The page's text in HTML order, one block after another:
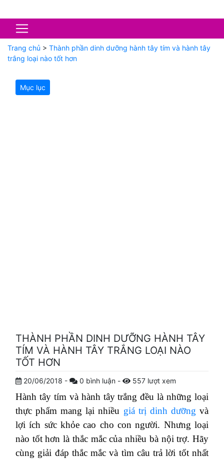
Trang chủ > Thành phần dinh dưỡng hành tây tím và hành tây
trắng loại nào tốt hơn
Mục lục
THÀNH PHẦN DINH DƯỠNG HÀNH TÂY
TÍM VÀ HÀNH TÂY TRẮNG LOẠI NÀO
TỐT HƠN
20/06/2018 - 0 bình luận - 557 lượt xem
Hành tây tím và hành tây trắng đều là những loại
thực phẩm mang lại nhiều giá trị dinh dưỡng và
lợi ích sức khỏe cao cho con người. Nhưng loại
nào tốt hơn là thắc mắc của nhiều bà nội trợ. Hãy
cùng giải đáp thắc mắc và tìm câu trả lời tốt nhất